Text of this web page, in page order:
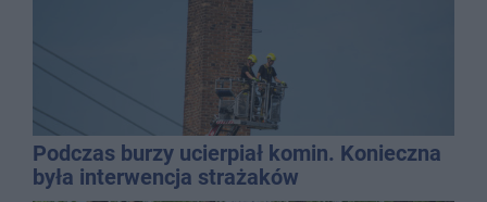
Podczas burzy ucierpiał komin. Konieczna
była interwencja strażaków